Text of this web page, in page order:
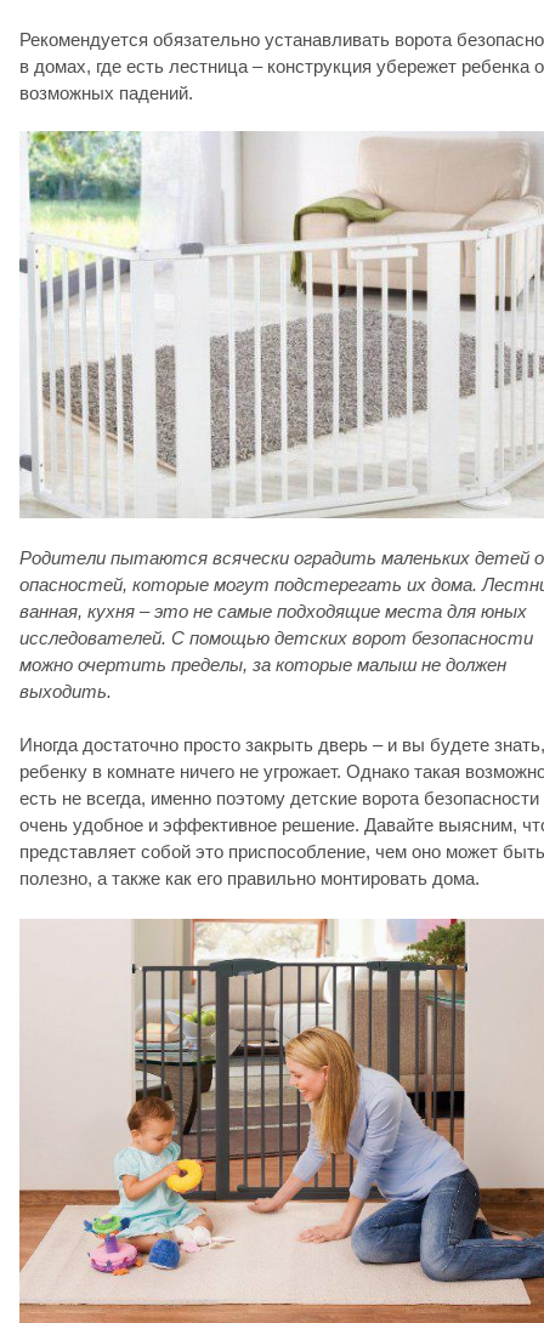
Рекомендуется обязательно устанавливать ворота
в домах, где есть лестница – конструкция убережет ребенка
возможных падений.
Родители пытаются всячески оградить маленьких детей
опасностей, которые могут подстерегать их дома.
ванная, кухня – это не самые подходящие места для юных
исследователей. С помощью детских ворот безопасности
можно очертить пределы, за которые малыш не должен
выходить.
Иногда достаточно просто закрыть дверь – и вы будете
ребенку в комнате ничего не угрожает. Однако такая
есть не всегда, именно поэтому детские ворота безопасности
очень удобное и эффективное решение. Давайте выясним,
представляет собой это приспособление, чем оно может быть
полезно, а также как его правильно монтировать дома.